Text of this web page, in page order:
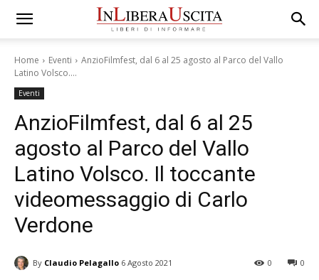
Home Eventi
AnzioFilmfest, dal 6 al 25 agosto al Parco del Vallo
Latino Volsco....
Eventi
AnzioFilmfest, dal 6 al 25
agosto al Parco del Vallo
Latino Volsco. Il toccante
videomessaggio di Carlo
Verdone
By Claudio Pelagallo 6 Agosto 2021 0
0